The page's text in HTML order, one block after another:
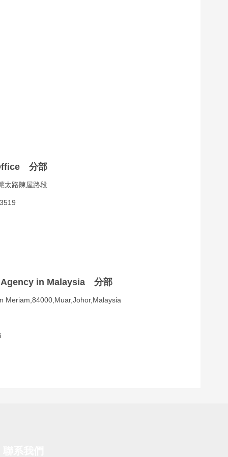
分部
太路陳屋路段
Agency in Malaysia 分部
Meriam,84000,Muar,Johor,Malaysia